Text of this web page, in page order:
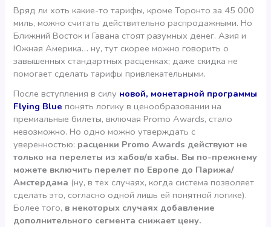
Вряд ли хоть какие-то тарифы, кроме Торонто за 45 000
миль, можно считать действительно распродажными. Но
Ближний Восток и Гавана стоят разумных денег. Азия и
Южная Америка… ну, тут скорее можно говорить о
завышенных стандартных расценках; даже скидка не
помогает сделать тарифы привлекательными.
После вступления в силу новой, монетарной программы
Flying Blue понять логику в ценообразовании на
премиальные билеты, включая Promo Awards, стало
невозможно. Но одно можно утверждать с
уверенностью: расценки Promo Awards действуют не
только на перелеты из хабов/в хабы. Вы по-прежнему
можете включить перелет по Европе до Парижа/
Амстердама (ну, в тех случаях, когда система позволяет
сделать это, согласно одной лишь ей понятной логике).
Более того, в некоторых случаях добавление
дополнительного сегмента снижает цену.